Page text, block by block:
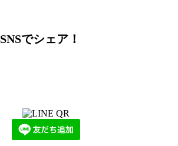
SNSでシェア！